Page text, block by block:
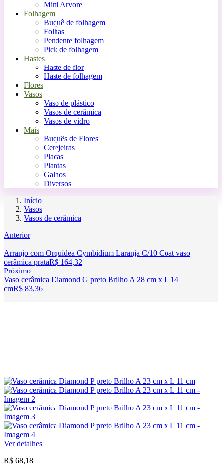
Mini Arvore
Folhagem
Buquê de folhagem
Folhas
Pendente folhagem
Pick de folhagem
Hastes
Haste de flor
Haste de folhagem
Flores
Vasos
Vaso de plástico
Vasos de cerâmica
Vasos de vidro
Mais
Buquês de Flores
Cerejeiras
Placas
Plantas
Galhos
Diversos
Início
Vasos
Vasos de cerâmica
Anterior
Arranjo com Orquídea Cymbidium Laranja C/10 Coat vaso
cerâmica prataR$ 164,32
Próximo
Vaso cerâmica Diamond G preto Brilho A 28 cm x L 14
cmR$ 83,36
Ver detalhes
R$ 68,18